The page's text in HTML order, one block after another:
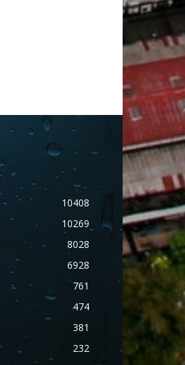
10408
10269
8028
6928
761
474
381
232